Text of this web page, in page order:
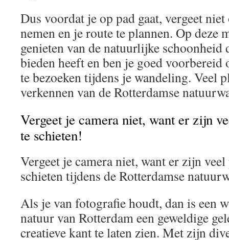
Dus voordat je op pad gaat, vergeet
nemen en je route te plannen. Op deze
genieten van de natuurlijke schoonheid
bieden heeft en ben je goed
te bezoeken tijdens je wandeling. Veel
verkennen van de Rotterdamse
Vergeet je camera niet, want er zijn
te schieten!
Vergeet je camera niet, want er zijn
schieten tijdens de Rotterdamse
Als je van fotografie houdt, dan is een
natuur van Rotterdam een geweldige
creatieve kant te laten zien. Met zijn